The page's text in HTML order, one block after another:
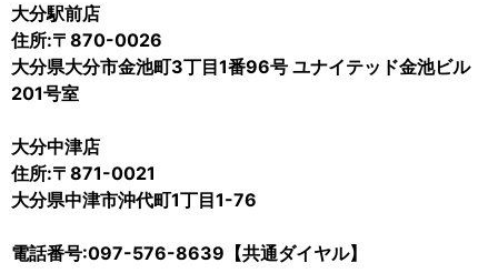
大分駅前店
住所:〒870-0026
大分県大分市金池町3丁目1番96号 ユナイテッド金池ビル
201号室
大分中津店
住所:〒871-0021
大分県中津市沖代町1丁目1-76
電話番号:097-576-8639【共通ダイヤル】